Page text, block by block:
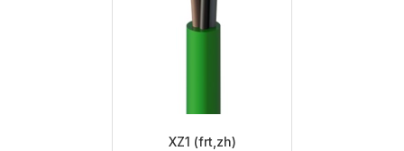
XZ1 (frt,zh)